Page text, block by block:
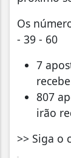
Os
- 39 - 60
7
807
irão
>> Siga o